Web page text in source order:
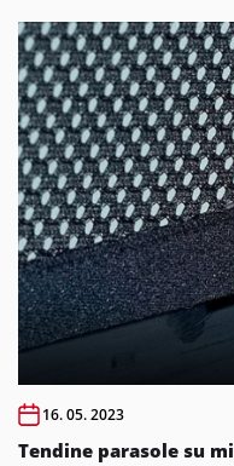
16. 05. 2023
Tendine parasole su